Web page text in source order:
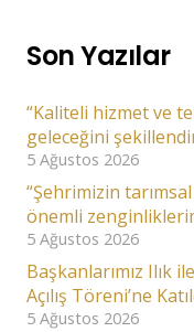
Son Yazılar
“Kaliteli hizmet ve
geleceğini
5 Ağustos 2026
“Şehrimizin
önemli
5 Ağustos 2026
Başkanlarımız Ilık
Açılış Töreni’ne
5 Ağustos 2026